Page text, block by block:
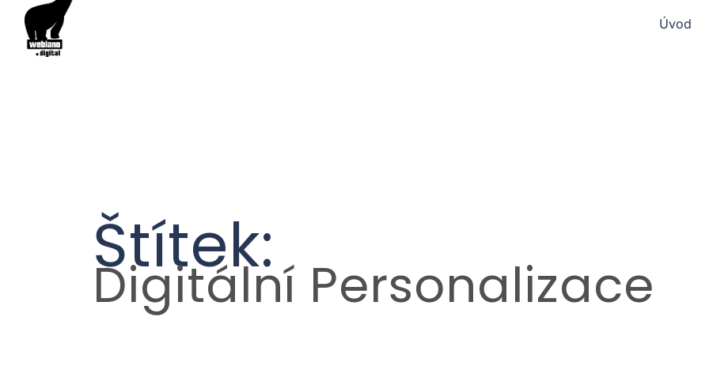
Úvod
Štítek:
Digitální Personalizace